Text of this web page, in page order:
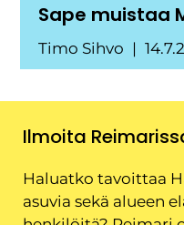
Sape muistaa
Timo Sihvo
Ilmoita
Haluatko tavoittaa
asuvia sekä alueen